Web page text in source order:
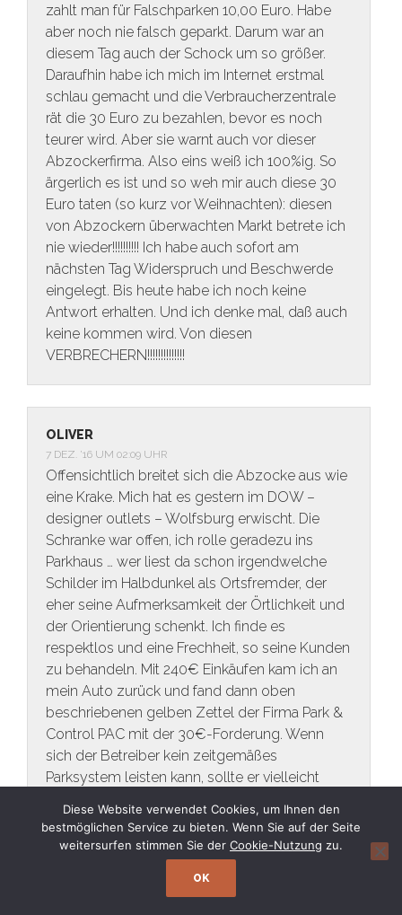
zahlt man für Falschparken 10,00 Euro. Habe
aber noch nie falsch geparkt. Darum war an
diesem Tag auch der Schock um so größer.
Daraufhin habe ich mich im Internet erstmal
schlau gemacht und die Verbraucherzentrale
rät die 30 Euro zu bezahlen, bevor es noch
teurer wird. Aber sie warnt auch vor dieser
Abzockerfirma. Also eins weiß ich 100%ig. So
ärgerlich es ist und so weh mir auch diese 30
Euro taten (so kurz vor Weihnachten): diesen
von Abzockern überwachten Markt betrete ich
nie wieder!!!!!!!!!! Ich habe auch sofort am
nächsten Tag Widerspruch und Beschwerde
eingelegt. Bis heute habe ich noch keine
Antwort erhalten. Und ich denke mal, daß auch
keine kommen wird. Von diesen
VERBRECHERN!!!!!!!!!!!!!!
OLIVER
7 DEZ. ’16 UM 02:09 UHR
Offensichtlich breitet sich die Abzocke aus wie
eine Krake. Mich hat es gestern im DOW –
designer outlets – Wolfsburg erwischt. Die
Schranke war offen, ich rolle geradezu ins
Parkhaus … wer liest da schon irgendwelche
Schilder im Halbdunkel als Ortsfremder, der
eher seine Aufmerksamkeit der Örtlichkeit und
der Orientierung schenkt. Ich finde es
respektlos und eine Frechheit, so seine Kunden
zu behandeln. Mit 240€ Einkäufen kam ich an
mein Auto zurück und fand dann oben
beschriebenen gelben Zettel der Firma Park &
Control PAC mit der 30€-Forderung. Wenn
sich der Betreiber kein zeitgemäßes
Parksystem leisten kann, sollte er vielleicht
anders aus, als dieses Raubrittertum. In
Wolfsburg gibt es doch eigentlich schon
genug Probleme :-)
Diese Website verwendet Cookies, um Ihnen den
bestmöglichen Service zu bieten. Wenn Sie auf der Seite
weitersurfen stimmen Sie der Cookie-Nutzung zu.
OK